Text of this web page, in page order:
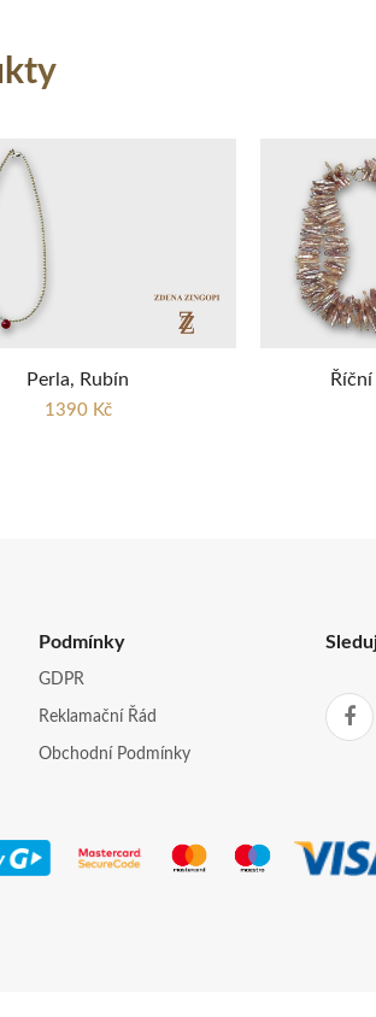
Perla, Rubín
1390 Kč
Podmínky
GDPR
Reklamační Řád
Obchodní Podmínky